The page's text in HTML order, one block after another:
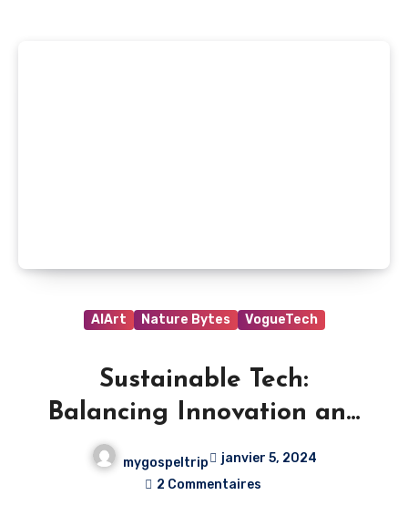
AIArt Nature Bytes VogueTech
Sustainable Tech:
Balancing Innovation and
Environmental
mygospeltrip
janvier 5, 2024
2 Commentaires